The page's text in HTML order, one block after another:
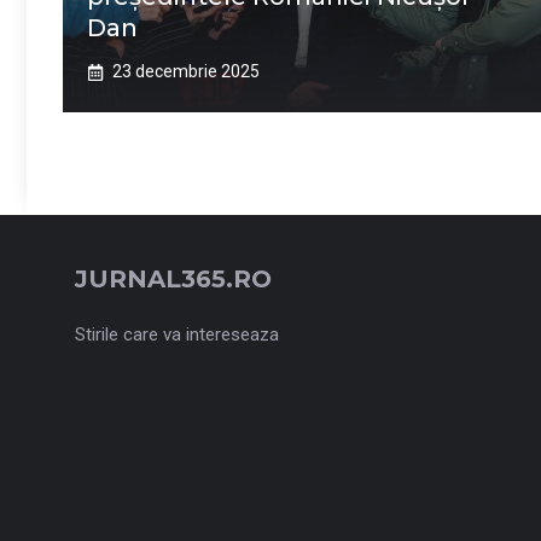
Dan
23 decembrie 2025
JURNAL365.RO
Stirile care va intereseaza